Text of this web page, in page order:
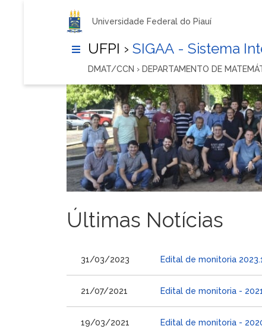
Universidade Federal do Piauí
UFPI › SIGAA - Sistema
DMAT/CCN › DEPARTAMENTO DE
Últimas Notícias
31/03/2023 Edital de monitoria
21/07/2021 Edital de monitoria -
19/03/2021 Edital de monitoria -